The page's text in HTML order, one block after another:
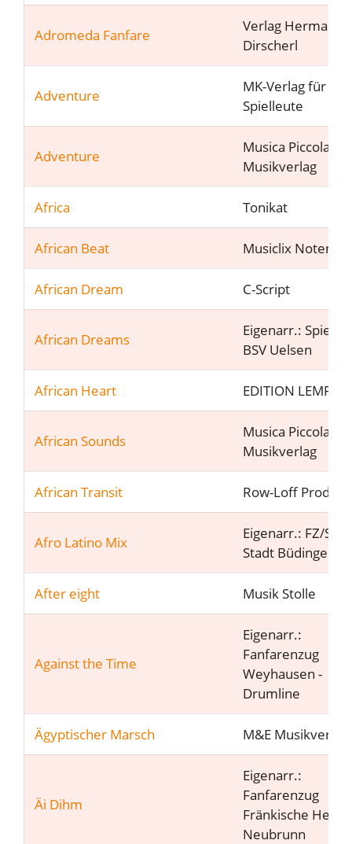
Adromeda Fanfare
Verlag Hermann
Dirscherl
Adventure
MK-Verlag für
Spielleute
Adventure
Musica Piccola
Musikverlag
Africa Tonikat
African Beat Musiclix
African Dream C-Script
African Dreams
Eigenarr.:
BSV Uelsen
African Heart EDITION
African Sounds
Musica Piccola
Musikverlag
African Transit Row-Loff
Afro Latino Mix
Eigenarr.: FZ/SZ
Stadt Büdingen
After eight Musik Stolle
Against the Time
Eigenarr.:
Fanfarenzug
Weyhausen -
Drumline
Ägyptischer Marsch M&E Musikverlag
Äi Dihm
Eigenarr.:
Fanfarenzug
Fränkische
Neubrunn